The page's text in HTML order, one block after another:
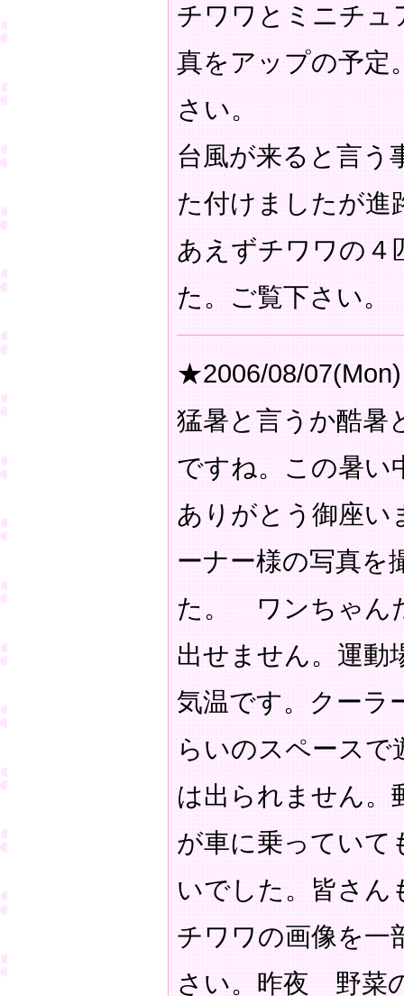
チワワとミニチュ
真をアップの予定
さい。
台風が来ると言う
た付けましたが進
あえずチワワの４
た。ご覧下さい。
★2006/08/07(Mon)
猛暑と言うか酷暑
ですね。この暑
ありがとう御座
ーナー様の写真を
た。 ワンちゃん
出せません。運動
気温です。クーラ
らいのスペースで
は出られません。
が車に乗っていて
いでした。皆さん
チワワの画像を一
さい。昨夜 野菜